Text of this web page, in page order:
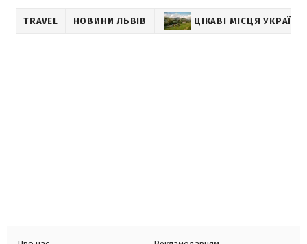
TRAVEL НОВИНИ ЛЬВІВ ЦІКАВІ МІСЦЯ УКРАЇНИ